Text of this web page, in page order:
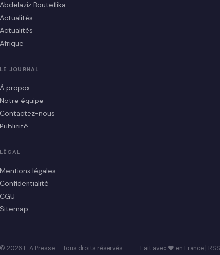
Abdelaziz Bouteflika
Actualités
Actualités
Afrique
LE JOURNAL
À propos
Notre équipe
Contactez-nous
Publicité
LÉGAL
Mentions légales
Confidentialité
CGU
Sitemap
© 2026 LTA Presse — Tous droits réservés Fait avec ♥ en France | RSS